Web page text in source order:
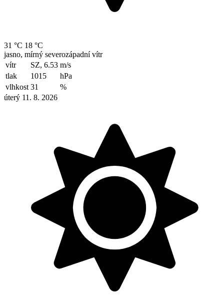
31 °C 18 °C
jasno, mírný severozápadní vítr
vítr
SZ, 6.53 m/s
tlak
1015
hPa
vlhkost 31
%
úterý 11. 8. 2026